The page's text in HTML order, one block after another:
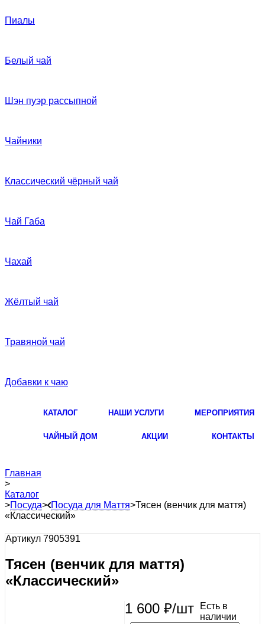
Пиалы
Белый чай
Шэн пуэр рассыпной
Чайники
Классический чёрный чай
Чай Габа
Чахай
Жёлтый чай
Травяной чай
Добавки к чаю
КАТАЛОГ НАШИ УСЛУГИ МЕРОПРИЯТИЯ
ЧАЙНЫЙ ДОМ АКЦИИ КОНТАКТЫ
Главная
>
Каталог
>Посуда> Посуда для Маття>Тясен (венчик для маття)
«Классический»
Артикул 7905391
Тясен (венчик для маття)
«Классический»
1 600 ₽/шт
Есть в
наличии